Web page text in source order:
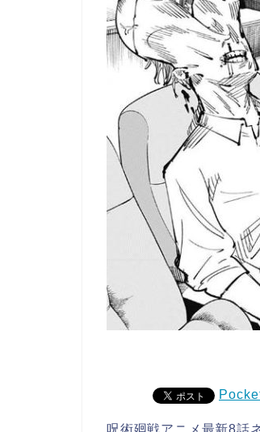
呪術廻戦アニメ最新8話